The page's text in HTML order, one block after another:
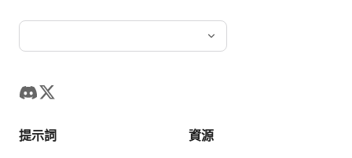
提示詞 資源